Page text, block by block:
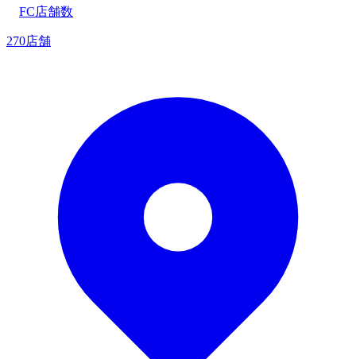
FC店舗数
270店舗